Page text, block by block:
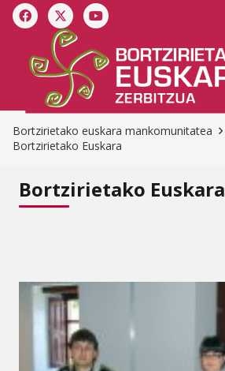
Bortzirietako euskara mankomunitatea
Bortzirietako Euskara
Bortzirietako Euskara